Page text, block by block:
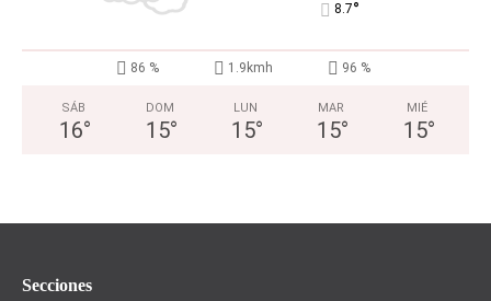
8.7°
86 % 1.9kmh 96 %
SÁB
16°
DOM
15°
LUN
15°
MAR
15°
MIÉ
15°
Secciones